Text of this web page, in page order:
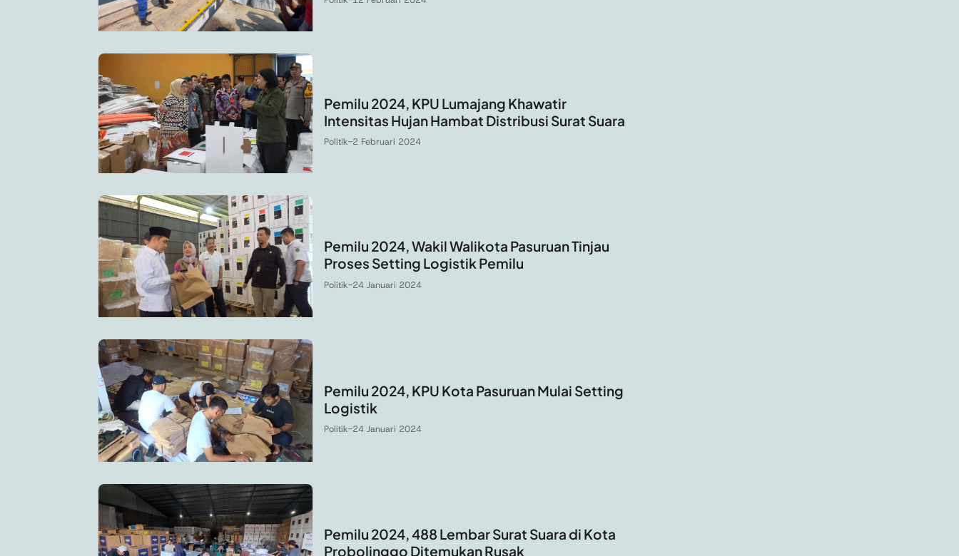
Pemilu 2024, KPU Lumajang Khawatir
Intensitas Hujan Hambat Distribusi Surat Suara
Politik-2 Februari 2024
Pemilu 2024, Wakil Walikota Pasuruan Tinjau
Proses Setting Logistik Pemilu
Politik-24 Januari 2024
Pemilu 2024, KPU Kota Pasuruan Mulai Setting
Logistik
Politik-24 Januari 2024
Pemilu 2024, 488 Lembar Surat Suara di Kota
Probolinggo Ditemukan Rusak